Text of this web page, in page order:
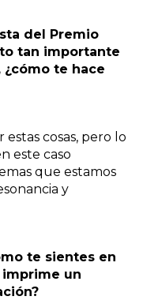
del Premio
tan importante
¿cómo te hace
cosas, pero lo
este caso
que estamos
y
te sientes en
un